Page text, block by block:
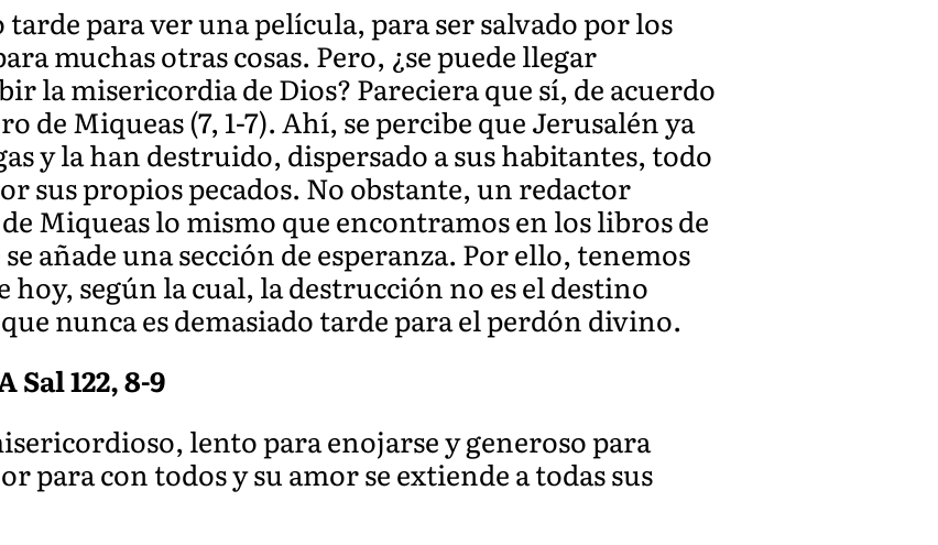
tarde para ver una película, para ser salvado por los
muchas otras cosas. Pero, ¿se puede llegar
la misericordia de Dios? Pareciera que sí, de acuerdo
de Miqueas (7, 1-7). Ahí, se percibe que Jerusalén ya
y la han destruido, dispersado a sus habitantes, todo
sus propios pecados. No obstante, un redactor
Miqueas lo mismo que encontramos en los libros de
se añade una sección de esperanza. Por ello, tenemos
según la cual, la destrucción no es el destino
nunca es demasiado tarde para el perdón divino.
122, 8-9
lento para enojarse y generoso para
para con todos y su amor se extiende a todas sus